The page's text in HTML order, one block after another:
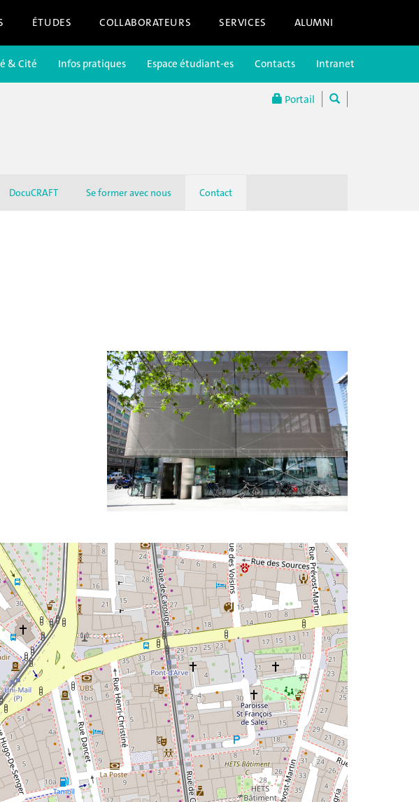
ÉTUDES COLLABORATEURS SERVICES ALUMNI
Portail
& Cité Infos pratiques Espace étudiant-es Contacts Intranet
DocuCRAFT Se former avec nous Contact